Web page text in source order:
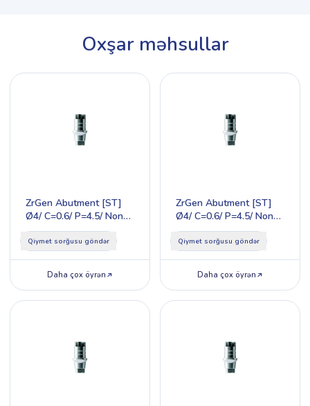
Oxşar məhsullar
ZrGen Abutment [ST]
Ø4/ C=0.6/ P=4.5/ Non-
Hex/R
Qiymet sorğusu göndər
Daha çox öyrən
ZrGen Abutment [ST]
Ø4/ C=0.6/ P=4.5/ Non-
Hex/S
Qiymet sorğusu göndər
Daha çox öyrən